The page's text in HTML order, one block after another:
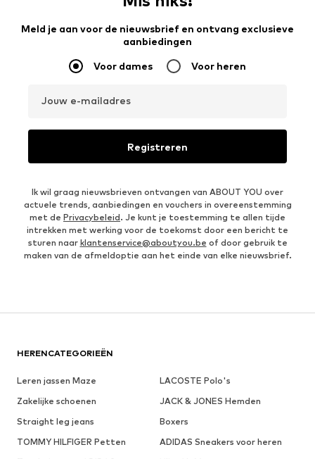
Meld je aan voor de nieuwsbrief en ontvang exclusieve
aanbiedingen
Voor dames Voor heren
Jouw e-mailadres
Registreren
Ik wil graag nieuwsbrieven ontvangen van ABOUT YOU over
actuele trends, aanbiedingen en vouchers in overeenstemming
met de Privacybeleid. Je kunt je toestemming te allen tijde
intrekken met werking voor de toekomst door een bericht te
sturen naar klantenservice@aboutyou.be of door gebruik te
maken van de afmeldoptie aan het einde van elke nieuwsbrief.
HERENCATEGORIEËN
Leren jassen Maze
LACOSTE Polo's
Zakelijke schoenen
JACK & JONES Hemden
Straight leg jeans
Boxers
TOMMY HILFIGER Petten
ADIDAS Sneakers voor heren